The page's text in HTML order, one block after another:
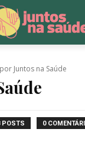
Juntos na Saúde
POSTS 0